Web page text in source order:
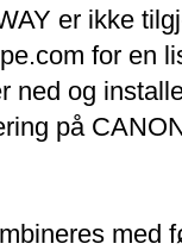
er ikke
for en
ned og
på
med